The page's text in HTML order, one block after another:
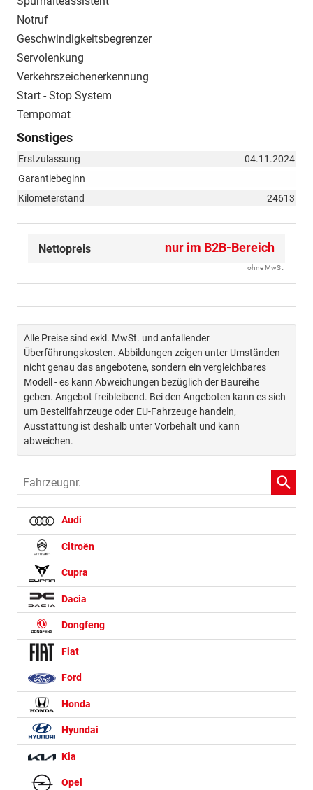
Notruf
Geschwindigkeitsbegrenzer
Servolenkung
Verkehrszeichenerkennung
Start - Stop System
Tempomat
Sonstiges
Erstzulassung
04.11.2024
Garantiebeginn
Kilometerstand
24613
Nettopreis nur im B2B-Bereich
ohne MwSt.
Alle Preise sind exkl. MwSt. und anfallender
Überführungskosten. Abbildungen zeigen unter Umständen
nicht genau das angebotene, sondern ein vergleichbares
Modell - es kann Abweichungen bezüglich der Baureihe
geben. Angebot freibleibend. Bei den Angeboten kann es sich
um Bestellfahrzeuge oder EU-Fahrzeuge handeln,
Ausstattung ist deshalb unter Vorbehalt und kann
abweichen.
Fahrzeugnr.
Audi
Citroën
Cupra
Dacia
Dongfeng
Fiat
Ford
Honda
Hyundai
Kia
Opel